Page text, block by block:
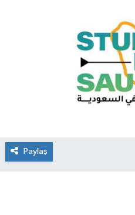
Paylaş